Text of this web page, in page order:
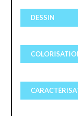
DESSIN